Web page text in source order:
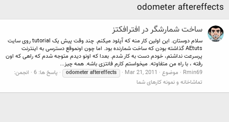
odometer aftereffects
ساخت شمارشگر در افترافکتز
سلام دوستان. این اولین کار منه که آپلود میکنم. چند وقت پیش یک tutorial روی سایت
AEtuts گذاشته بودن که ساخت شمارنده بود. اما چون اونموقع دسترسی به اینترنت
پرسرعت نداشتم، خودم دست به کار شدم. بعدا که اونو دیدم متوجه شدم که راهی که اون
رفته ، با راه من متفاوته. میخواستم کارم فانتزی باشه. همه چیز...
Rmin69
موضوع Mar 21, 2011
odometer aftereffects پاسخ ها: 6
انجمن:
تماشاخانه و نمونه کارهای شما